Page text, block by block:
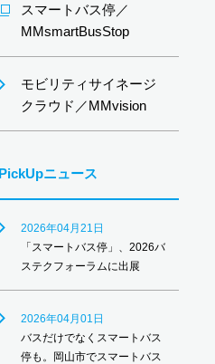
スマートバス停／
MMsmartBusStop
モビリティサイネージ
クラウド／MMvision
PickUpニュース
2026年04月21日
「スマートバス停」、2026バ
ステクフォーラムに出展
2026年04月01日
バスだけでなくスマートバス
停も。岡山市でスマートバス